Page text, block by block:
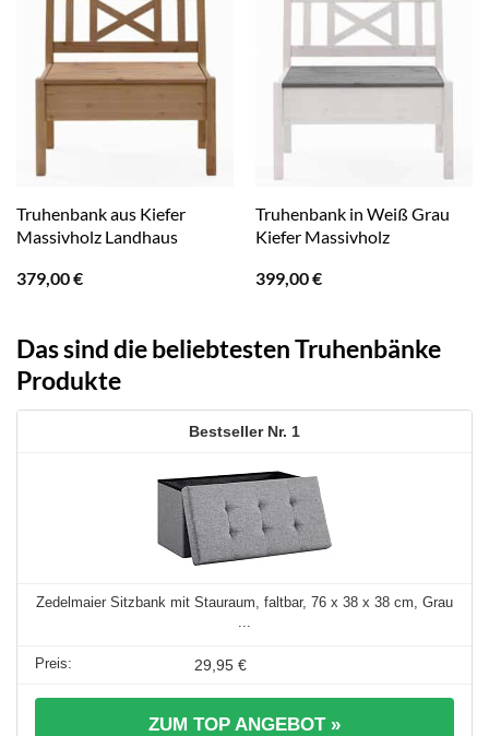
Truhenbank aus Kiefer
Massivholz Landhaus
379,00€
Truhenbank in Weiß Grau
Kiefer Massivholz
399,00€
Das sind die beliebtesten Truhenbänke
Produkte
1
Zedelmaier Sitzbank mit Stauraum, faltbar, 76 x 38 x 38 cm, Grau
29,95 €
ZUM TOP ANGEBOT »